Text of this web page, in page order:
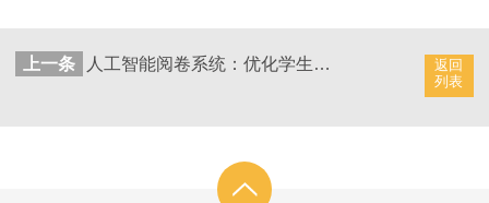
返回
列表
上一条 人工智能阅卷系统：优化学生成绩管理措施